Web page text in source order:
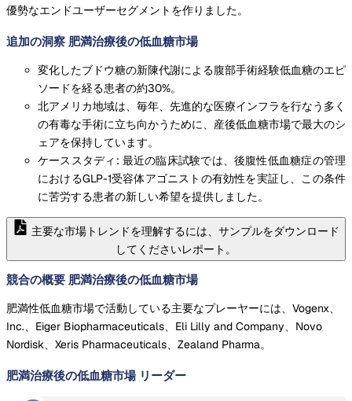
優勢なエンドユーザーセグメントを作りました。
追加の洞察 肥満治療後の低血糖市場
変化したブドウ糖の新陳代謝による腹部手術経験低血糖のエピ
ソードを経る患者の約30%。
北アメリカ地域は、毎年、先進的な医療インフラを行なう多く
の有毒な手術に立ち向かうために、産後低血糖市場で最大のシ
ェアを保持しています。
ケーススタディ: 最近の臨床試験では、後腹性低血糖症の管理
におけるGLP-1受容体アゴニストの有効性を実証し、この条件
に苦労する患者の新しい希望を提供しました。
主要な市場トレンドを理解するには、サンプルをダウンロード
してくださいレポート。
競合の概要 肥満治療後の低血糖市場
肥満性低血糖市場で活動している主要なプレーヤーには、Vogenx、
Inc.、Eiger Biopharmaceuticals、Eli Lilly and Company、Novo
Nordisk、Xeris Pharmaceuticals、Zealand Pharma。
肥満治療後の低血糖市場 リーダー